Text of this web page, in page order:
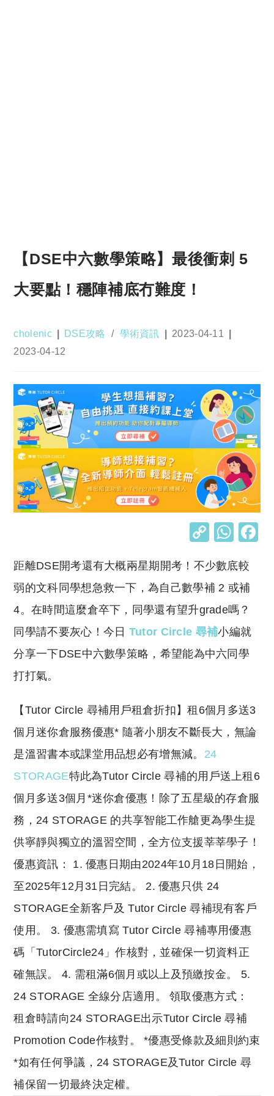
【DSE中六數學策略】最後衝刺 5
大要點！穩陣補底冇難度！
Post
cholenic
Post
DSE攻略 / 學術資訊
Post
2023-04-11
Post
2023-04-12
C
p
y
Li
n
k
W
at
s
A
p
p
距離DSE開考還有大概兩星期開考！不少數底較
弱的文科同學想急救一下，為自己數學補 2 或補
4。在時間這麼倉卒下，同學還有望升grade嗎？
同學請不要灰心！今日 Tutor Circle 尋補小編就
分享一下DSE中六數學策略，希望能為中六同學
打打氣。
​【Tutor Circle 尋補用戶租倉折扣】租6個月多送3
個月迷你倉服務優惠* 隨著小朋友不斷長大，無論
是溫習書本或課堂用品想必有增無減。 24
STORAGE特此為Tutor Circle 尋補的用戶送上租6
個月多送3個月*迷你倉優惠！除了五星級的存倉服
務，24 STORAGE 的共享智能工作艙更為學生提
供寧靜與獨立的溫習空間，全方位支援莘莘學子！
優惠資訊： 1. 優惠日期由2024年10月18日開始，
至2025年12月31日完結。 2. 優惠只供 24
STORAGE全新客戶及 Tutor Circle 尋補現有客戶
使用。 3. 優惠需填寫 Tutor Circle 尋補專用優惠
碼「TutorCircle24」作核對，並確保一切資料正
確無誤。 4. 需租滿6個月或以上及預繳按金。 5.
24 STORAGE 全線分店適用。 領取優惠方式：
租倉時請向24 STORAGE出示Tutor Circle 尋補
Promotion Code作核對。 *優惠受條款及細則約束
*如有任何爭議，24 STORAGE及Tutor Circle 尋
補保留一切最終決定權。